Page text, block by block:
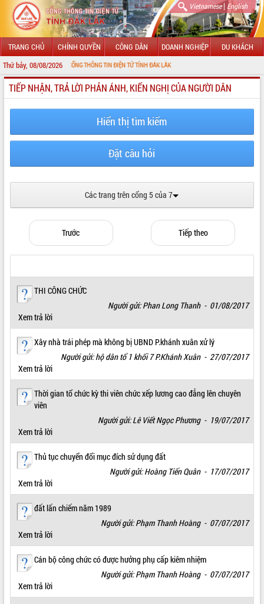
Vietnamese| English
TRANG CHỦ CHÍNH QUYỀN CÔNG DÂN DOANH NGHIỆP DU KHÁCH
Thứ bảy, 08/08/2026
MỪNG ĐẾN VỚI CỔNG THÔNG TIN ĐIỆN TỬ TỈNH ĐẮK LẮK
GIỚI THIỆU
LÃNH ĐẠO UBND TỈNH
TIN TỨC SỰ KIỆN
UBND CÁC XÃ, PHƯỜNG
THÔNG TIN CHỈ ĐẠO ĐIỀU HÀNH
HỆ THỐNG VĂN BẢN
VĂN BẢN HĐND TỈNH
QUY HOẠCH - KẾ HOẠCH
VIDEO
Loading the player...
Khám bệnh, cấp phát thuốc miễn phí
và tặng quà người dân xã Cư Pui
TIẾP NHẬN, TRẢ LỜI PHẢN ÁNH, KIẾN NGHỊ CỦA NGƯỜI DÂN
Hiển thị tìm kiếm
Đặt câu hỏi
Các trang trên cổng 5 của 7
Trước Tiếp theo
THI CÔNG CHỨC
Người gửi: Phan Long Thanh - 01/08/2017
Xem trả lời
Xây nhà trái phép mà không bị UBND P.khánh xuân xử lý
Người gửi: hộ dân tổ 1 khối 7 P.Khánh Xuân - 27/07/2017
Xem trả lời
Thời gian tổ chức kỳ thi viên chức xếp lương cao đẳng lên chuyên
viên
Người gửi: Lê Viết Ngọc Phương - 19/07/2017
Xem trả lời
Thủ tục chuyển đổi mục đích sử dụng đất
Người gửi: Hoàng Tiến Quân - 17/07/2017
Xem trả lời
đất lấn chiếm năm 1989
Người gửi: Phạm Thanh Hoàng - 07/07/2017
Xem trả lời
Cán bộ công chức có được hưởng phụ cấp kiêm nhiệm
Người gửi: Phạm Thanh Hoàng - 07/07/2017
Xem trả lời